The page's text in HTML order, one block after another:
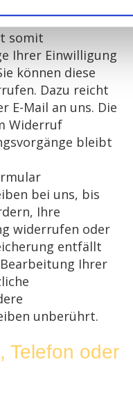
Kontaktformular
somit
Ihrer Einwilligung
können diese
Dazu reicht
E-Mail an uns. Die
Widerruf
bleibt
bei uns, bis
Ihre
widerrufen oder
entfällt
Ihrer
unberührt.
Telefon oder